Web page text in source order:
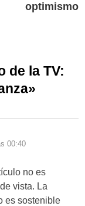
optimismo
de la TV:
»
00:40
no es
vista. La
es sostenible